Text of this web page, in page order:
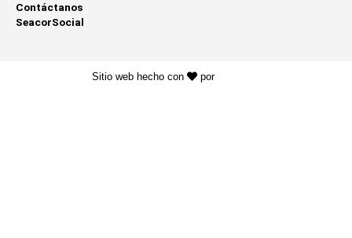
Contáctanos
SeacorSocial
Sitio web hecho con por